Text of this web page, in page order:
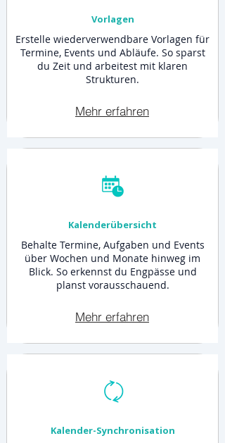
Vorlagen
Erstelle wiederverwendbare Vorlagen für
Termine, Events und Abläufe. So sparst
du Zeit und arbeitest mit klaren
Strukturen.
Mehr erfahren
Kalenderübersicht
Behalte Termine, Aufgaben und Events
über Wochen und Monate hinweg im
Blick. So erkennst du Engpässe und
planst vorausschauend.
Mehr erfahren
Kalender-Synchronisation